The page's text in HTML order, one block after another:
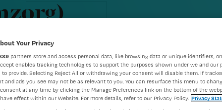
Your Privacy
partners store and access personal data, like browsing data or unique identifiers,
enables tracking technologies to support the purposes shown under we and our
to provide. Selecting Reject All or withdrawing your consent will disable them. If
and ads you see may not be as relevant to you. You can resurface this menu to
at any time by clicking the Manage Preferences link on the bottom of the
effect within our Website. For more details, refer to our Privacy Policy. Privacy